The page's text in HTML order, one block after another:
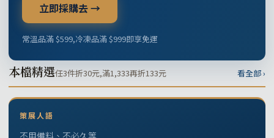
立即採購去 →
常溫品滿 $599,冷凍品滿 $999即享免運
本檔精選任3件折30元,滿1,333再折133元 看全部 ›
策展人語
不用備料、不必久等